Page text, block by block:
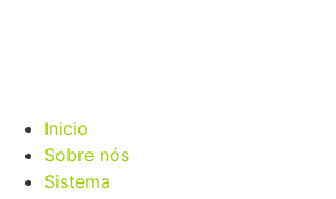
Inicio
Sobre nós
Sistema